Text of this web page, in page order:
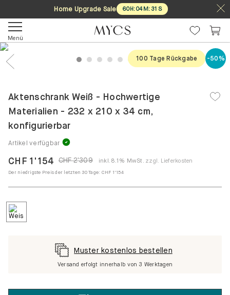
Home Upgrade Sale 60H:04M: 31 S
Menü
1 2 3 4 5 6 7 8
100 Tage Rückgabe -50%
Aktenschrank Weiß - Hochwertige
Materialien - 232 x 210 x 34 cm,
konfigurierbar
Artikel verfügbar
CHF 2'309
CHF 1'154 inkl. 8.1% MwSt. zzgl. Lieferkosten
Der niedrigste Preis der letzten 30 Tage: CHF 1'154
Muster kostenlos bestellen
Versand erfolgt innerhalb von 3 Werktagen